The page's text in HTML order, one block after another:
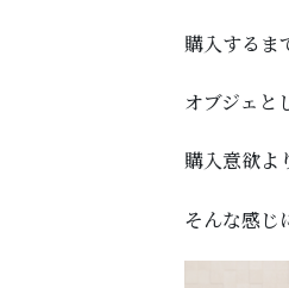
購入するま
オブジェと
購入意欲よ
そんな感じ